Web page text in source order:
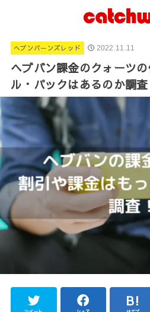
ヘブンバーンズレッド 2022.11.11
ヘブバン課金のクォーツ
ル・パックはあるのか調査